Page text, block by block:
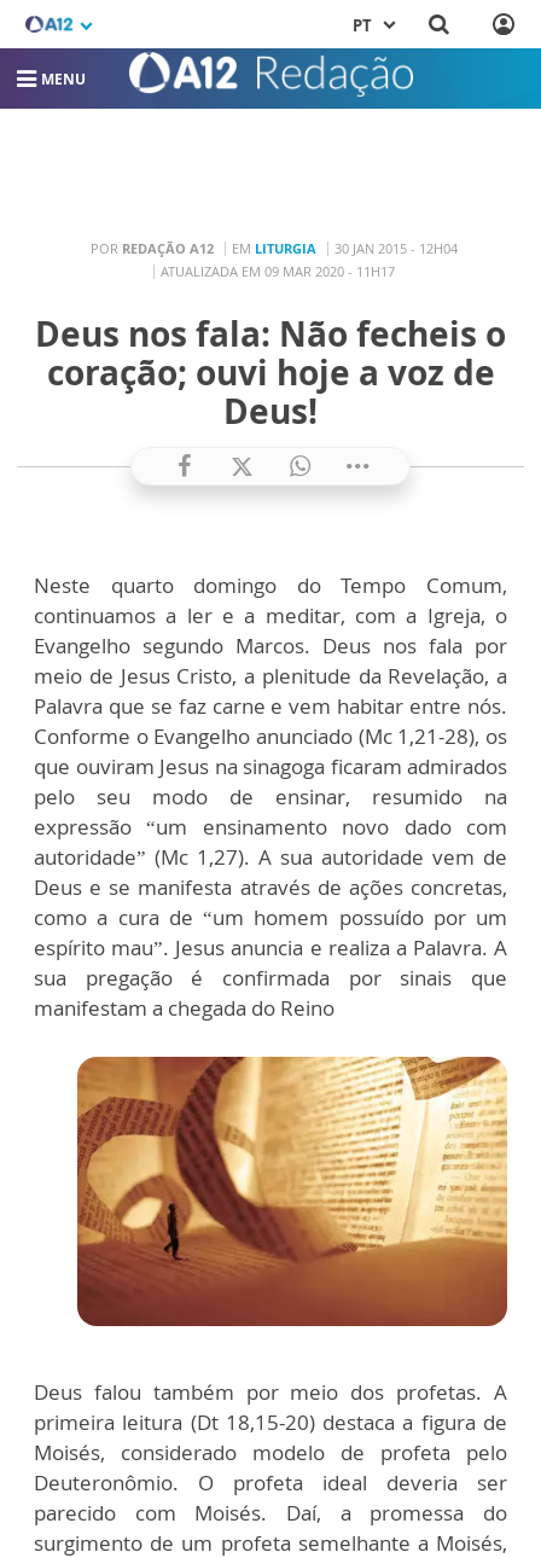
PT
MENU
POR REDAÇÃO A12 EM LITURGIA
30 JAN 2015 - 12H04
ATUALIZADA EM 09 MAR 2020 - 11H17
Deus nos fala: Não fecheis o
coração; ouvi hoje a voz de
Deus!
Neste quarto domingo do Tempo Comum,
continuamos a ler e a meditar, com a Igreja, o
Evangelho segundo Marcos. Deus nos fala por
meio de Jesus Cristo, a plenitude da Revelação, a
Palavra que se faz carne e vem habitar entre nós.
Conforme o Evangelho anunciado (Mc 1,21-28), os
que ouviram Jesus na sinagoga ficaram admirados
pelo seu modo de ensinar, resumido na
expressão “um ensinamento novo dado com
autoridade” (Mc 1,27). A sua autoridade vem de
Deus e se manifesta através de ações concretas,
como a cura de “um homem possuído por um
espírito mau”. Jesus anuncia e realiza a Palavra. A
sua pregação é confirmada por sinais que
manifestam a chegada do Reino
Deus falou também por meio dos profetas. A
primeira leitura (Dt 18,15-20) destaca a figura de
Moisés, considerado modelo de profeta pelo
Deuteronômio. O profeta ideal deveria ser
parecido com Moisés. Daí, a promessa do
surgimento de um profeta semelhante a Moisés,